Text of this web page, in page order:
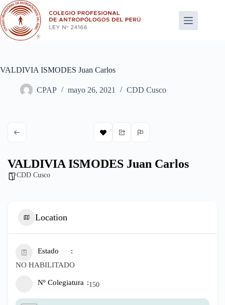
Saltar
al
contenido
VALDIVIA ISMODES Juan Carlos
CPAP mayo 26, 2021 CDD Cusco
VALDIVIA ISMODES Juan Carlos
CDD Cusco
Location
Estado
NO HABILITADO
Nº Colegiatura 150